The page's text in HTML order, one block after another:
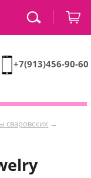
+7(913)456-90-60
сваровских →